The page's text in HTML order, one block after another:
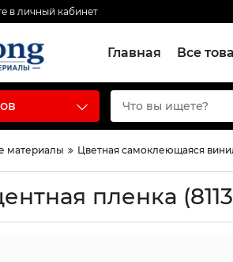
в личный кабинет
Главная Все
материалы Цветная самоклеющаяся
пленка